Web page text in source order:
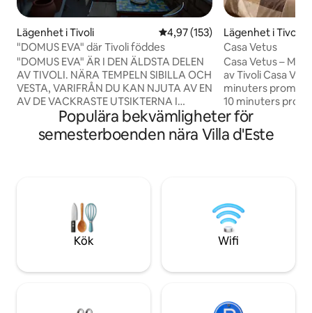
Lägenhet i Tivoli 4,97 av 5 i genomsnittligt
4,97 (153)
"DOMUS EVA" där Tivoli föddes
"DOMUS EVA" ÄR I DEN ÄLDSTA DELEN
AV TIVOLI. NÄRA TEMPELN SIBILLA OCH
VESTA, VARIFRÅN DU KAN NJUTA AV EN
AV DE VACKRASTE UTSIKTERNA I
VÄRLDEN. BEKVÄM INREDNING OCH
BOENDE I STADENS CENTRUM. DOMUS
EVA ÄR I ZTL-OMRÅDET, DET ÄR
från 8 till 20, första 2 timmarna eller del
av 1,00 €, 1 timme eller del av en timme
0,50 €, 3 timmar eller del av 1,00 €.
KOMMUNEN TILLHANDAHÅLLER
ÖVERENSKOMMAS VID INCHECKNING
Lägenhet i Tivoli
Casa Vetus
Casa Vetus –
av Tivoli Casa Vetus ligger bara 5
minuters
10 minuters
Gregoriana. Här
medeltidsbostad
modern komfort.
och grupper – det
bekvämligheter
från liv och
Populära bekvämligheter för
semesterboenden nära Villa d'Este
Kök Wifi